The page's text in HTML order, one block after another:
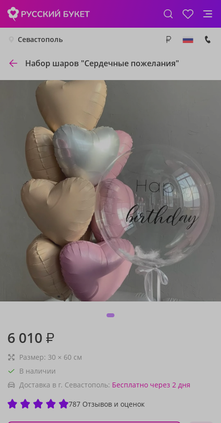
Севастополь
Набор шаров "Сердечные пожелания"
6 010 ₽
Размер: 30 × 60 см
В наличии
Доставка в г. Севастополь: Бесплатно через 2 дня
787 Отзывов и оценок